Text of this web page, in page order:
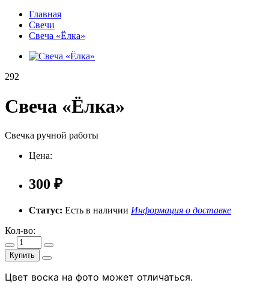
Главная
Свечи
Свеча «Ёлка»
292
Свеча «Ёлка»
Свечка ручной работы
Цена:
300 ₽
Статус: Есть в наличии Информация о доставке
Кол-во:
Купить
Цвет воска на фото может отличаться.